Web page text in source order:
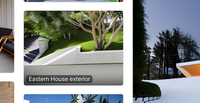
Eastern House exterior